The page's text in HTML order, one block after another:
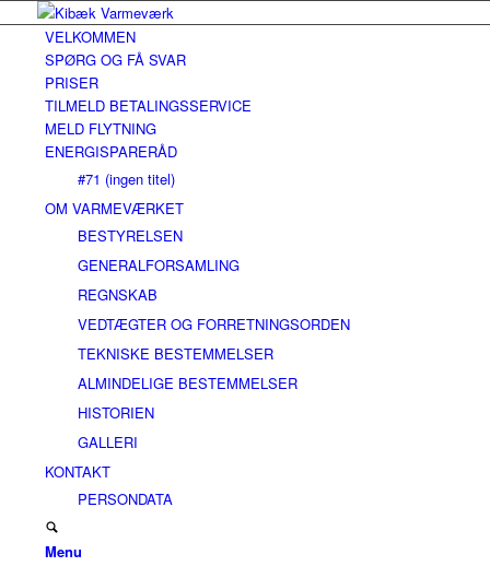
VELKOMMEN
SPØRG OG FÅ SVAR
PRISER
TILMELD BETALINGSSERVICE
MELD FLYTNING
ENERGISPARERÅD
#71 (ingen titel)
OM VARMEVÆRKET
BESTYRELSEN
GENERALFORSAMLING
REGNSKAB
VEDTÆGTER OG FORRETNINGSORDEN
TEKNISKE BESTEMMELSER
ALMINDELIGE BESTEMMELSER
HISTORIEN
GALLERI
KONTAKT
PERSONDATA
Menu